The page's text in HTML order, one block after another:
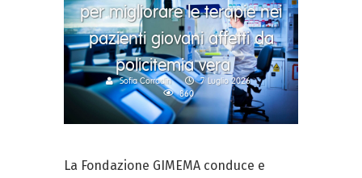
per migliorare le terapie nei
pazienti giovani affetti da
policitemia vera
Sofia Corradin
7 Luglio 2026
860
La Fondazione GIMEMA conduce e